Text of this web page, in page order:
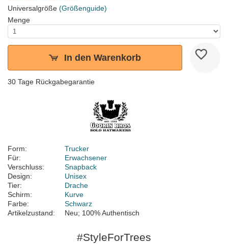
Universalgröße (Größenguide)
Menge
In den Warenkorb
30 Tage Rückgabegarantie
Form:
Trucker
Für:
Erwachsener
Verschluss:
Snapback
Design:
Unisex
Tier:
Drache
Schirm:
Kurve
Farbe:
Schwarz
Artikelzustand:
Neu; 100% Authentisch
#StyleForTrees